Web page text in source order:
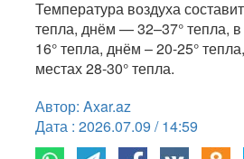
Температура воздуха
тепла, днём — 32–37° тепла,
16° тепла, днём – 20-25°
местах 28-30° тепла.
Автор: Axar.az
Дата : 2026.07.09 / 14:59